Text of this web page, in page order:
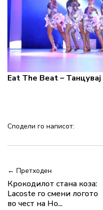
Eat The Beat – Танцувај
Сподели го написот:
← Претходен
Крокодилот стана коза:
Lacoste го смени логото
во чест на Но...